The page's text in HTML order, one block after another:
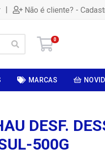
| Não é cliente? -
0
MARCAS
DESF.
500G